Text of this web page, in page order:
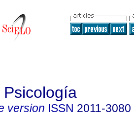
Psicología
version ISSN 2011-3080